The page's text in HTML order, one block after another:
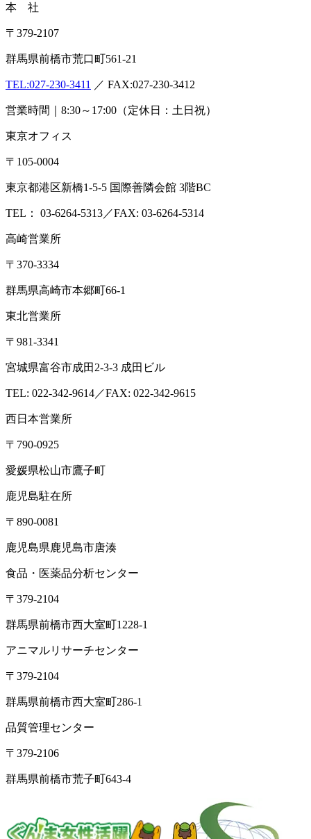
本 社
〒379-2107
群馬県前橋市荒口町561-21
TEL:027-230-3411 ／ FAX:027-230-3412
営業時間｜8:30～17:00（定休日：土日祝）
東京オフィス
〒105-0004
東京都港区新橋1-5-5 国際善隣会館 3階BC
TEL： 03-6264-5313／FAX: 03-6264-5314
高崎営業所
〒370-3334
群馬県高崎市本郷町66-1
東北営業所
〒981-3341
宮城県富谷市成田2-3-3 成田ビル
TEL: 022-342-9614／FAX: 022-342-9615
西日本営業所
〒790-0925
愛媛県松山市鷹子町
鹿児島駐在所
〒890-0081
鹿児島県鹿児島市唐湊
食品・医薬品分析センター
〒379-2104
群馬県前橋市西大室町1228-1
アニマルリサーチセンター
〒379-2104
群馬県前橋市西大室町286-1
品質管理センター
〒379-2106
群馬県前橋市荒子町643-4